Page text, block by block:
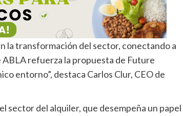
la transformación del sector, conectando a
refuerza la propuesta de Future
entorno”, destaca Carlos Clur, CEO de
sector del alquiler, que desempeña un papel